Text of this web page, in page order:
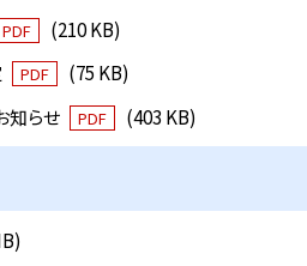
PDF
(210 KB)
PDF
(75 KB)
知らせ
PDF (403 KB)